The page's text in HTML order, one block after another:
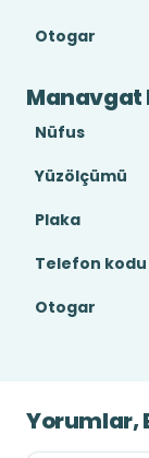
Otogar
Manavgat
Nüfus
Yüzölçümü
Plaka
Telefon kodu
Otogar
Yorumlar,